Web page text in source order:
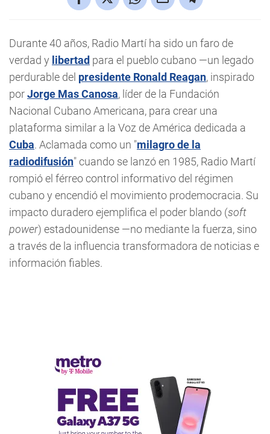
Durante 40 años, Radio Martí ha sido un faro de
verdad y libertad para el pueblo cubano —un legado
perdurable del presidente Ronald Reagan, inspirado
porJorge Mas Canosa, líder de la Fundación
Nacional Cubano Americana, para crear una
plataforma similar a la Voz de América dedicada a
Cuba. Aclamada como un "milagro de la
radiodifusión" cuando se lanzó en 1985, Radio Martí
rompió el férreo control informativo del régimen
cubano y encendió el movimiento prodemocracia. Su
impacto duradero ejemplifica el poder blando (soft
power) estadounidense —no mediante la fuerza, sino
a través de la influencia transformadora de noticias e
información fiables.